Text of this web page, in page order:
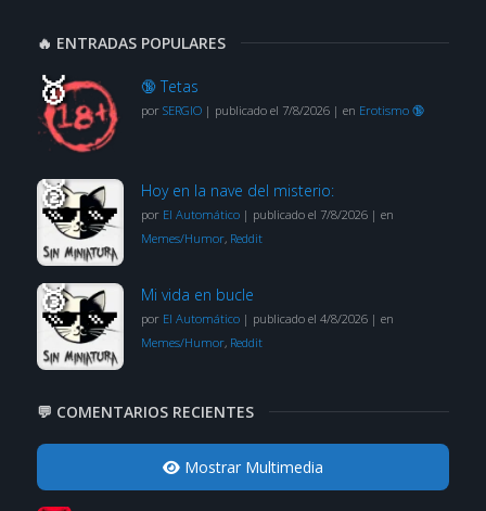
🔥 ENTRADAS POPULARES
🔞 Tetas
por SERGIO| publicado el 7/8/2026| en Erotismo 🔞
Hoy en la nave del misterio:
por El Automático| publicado el 7/8/2026| en
Memes/Humor, Reddit
Mi vida en bucle
por El Automático| publicado el 4/8/2026| en
Memes/Humor, Reddit
💬 COMENTARIOS RECIENTES
Mostrar Multimedia